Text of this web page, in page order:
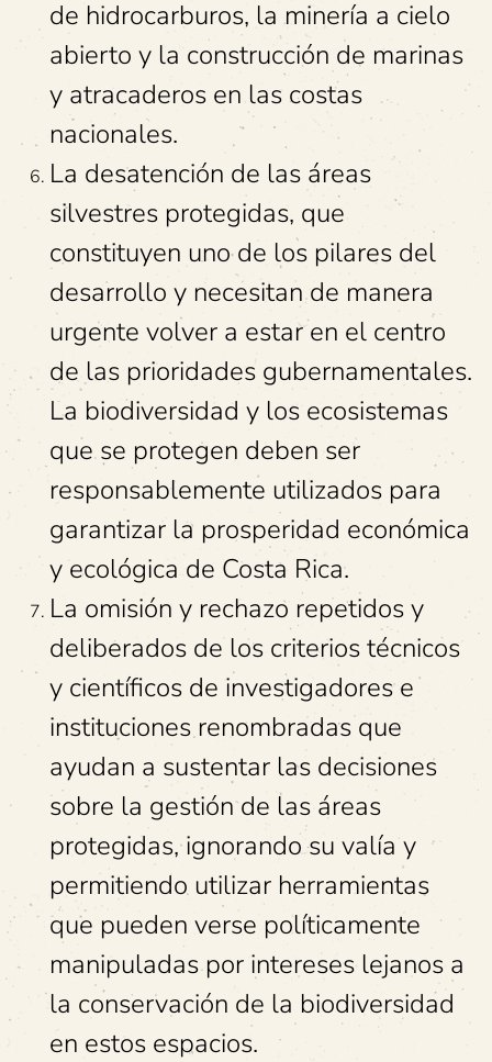
de hidrocarburos, la minería a cielo
abierto y la construcción de marinas
y atracaderos en las costas
nacionales.
La desatención de las áreas
silvestres protegidas, que
constituyen uno de los pilares del
desarrollo y necesitan de manera
urgente volver a estar en el centro
de las prioridades gubernamentales.
La biodiversidad y los ecosistemas
que se protegen deben ser
responsablemente utilizados para
garantizar la prosperidad económica
y ecológica de Costa Rica.
La omisión y rechazo repetidos y
deliberados de los criterios técnicos
y científicos de investigadores e
instituciones renombradas que
ayudan a sustentar las decisiones
sobre la gestión de las áreas
protegidas, ignorando su valía y
permitiendo utilizar herramientas
que pueden verse políticamente
manipuladas por intereses lejanos a
la conservación de la biodiversidad
en estos espacios.